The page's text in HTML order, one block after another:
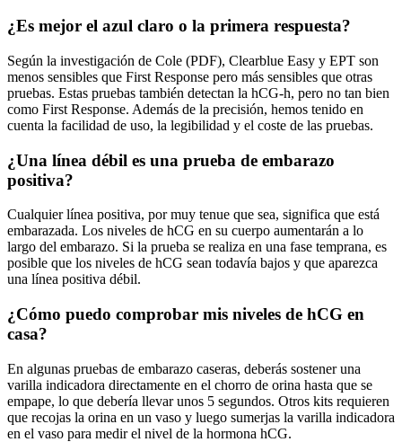
¿Es mejor el azul claro o la primera respuesta?
Según la investigación de Cole (PDF), Clearblue Easy y EPT son
menos sensibles que First Response pero más sensibles que otras
pruebas. Estas pruebas también detectan la hCG-h, pero no tan bien
como First Response. Además de la precisión, hemos tenido en
cuenta la facilidad de uso, la legibilidad y el coste de las pruebas.
¿Una línea débil es una prueba de embarazo
positiva?
Cualquier línea positiva, por muy tenue que sea, significa que está
embarazada. Los niveles de hCG en su cuerpo aumentarán a lo
largo del embarazo. Si la prueba se realiza en una fase temprana, es
posible que los niveles de hCG sean todavía bajos y que aparezca
una línea positiva débil.
¿Cómo puedo comprobar mis niveles de hCG en
casa?
En algunas pruebas de embarazo caseras, deberás sostener una
varilla indicadora directamente en el chorro de orina hasta que se
empape, lo que debería llevar unos 5 segundos. Otros kits requieren
que recojas la orina en un vaso y luego sumerjas la varilla indicadora
en el vaso para medir el nivel de la hormona hCG.